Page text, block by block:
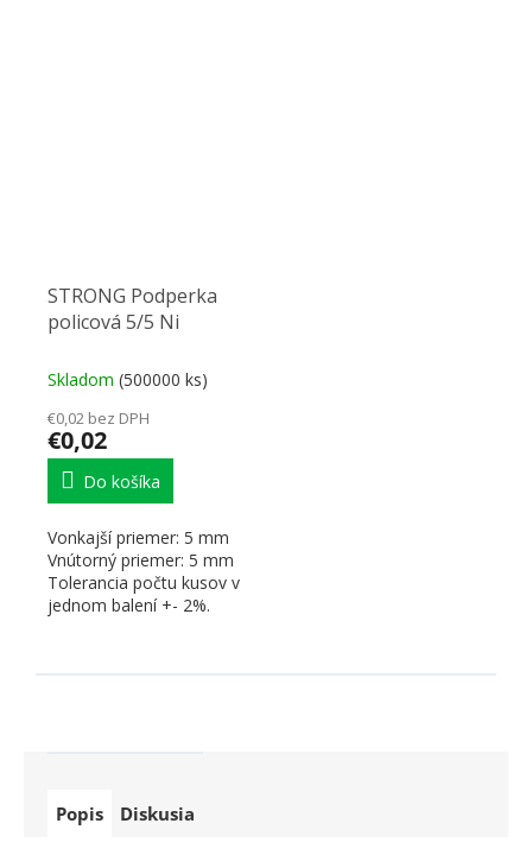
STRONG Podperka
policová 5/5 Ni
Skladom (500000 ks)
€0,02 bez DPH
€0,02
Do košíka
Vonkajší priemer: 5 mm
Vnútorný priemer: 5 mm
Tolerancia počtu kusov v
jednom balení +- 2%.
Popis Diskusia